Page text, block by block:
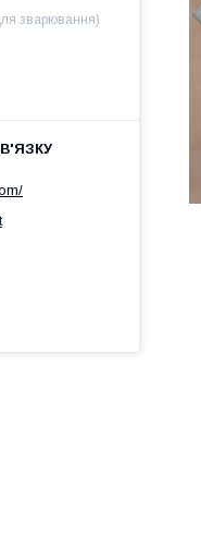
зварювання)